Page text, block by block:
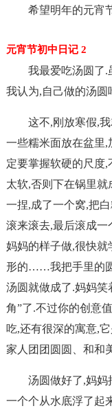
希望明年的元宵
元宵节初中日记 2
我最爱吃汤圆了.
我认为,自己做的汤圆
这不,刚放寒假,
一些糯米面放在盆里,
定要掌握软硬的尺度
太软,否则下在锅里
一捏,成了一个窝,把
滚来滚去,最后滚成
妈妈的样子做,很快就
形的……我把手里的
汤圆就做成了.妈妈笑
角”了.不过你的创意
吃,还有很深的寓意,
家人团团圆圆、和和
汤圆做好了,妈妈
一个个从水底浮了起